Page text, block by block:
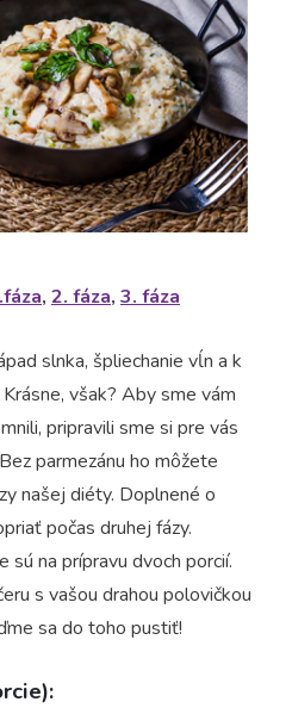
, 2. fáza, 3. fáza
slnka, špliechanie vĺn a k
však? Aby sme vám
pripravili sme si pre vás
parmezánu ho môžete
našej diéty. Doplnené o
počas druhej fázy.
sú na prípravu dvoch porcií.
s vašou drahou polovičkou
sa do toho pustiť!